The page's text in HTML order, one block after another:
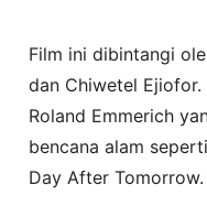
Film ini dibintangi
dan Chiwetel
Roland Emmerich
bencana alam
Day After Tomorrow.